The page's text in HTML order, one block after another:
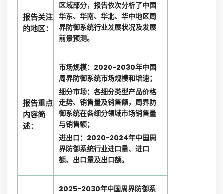
报告关注
的地区：
区域部分，报告依次分析了中国
华东、华南、华北、华中地区周
界防御系统行业发展状况及发展
前景预测。
报告重点
内容简
述：
市场规模：2020-2030年中国
周界防御系统市场规模和增速；
细分市场：各细分类型产品价格
走势、销售量及销售额，周界防
御系统在各细分领域市场销售量
与销售额；
进出口：2020-2024年中国周
界防御系统行业进口量、进口
额、出口量及出口额。
2025-2030年中国周界防御系